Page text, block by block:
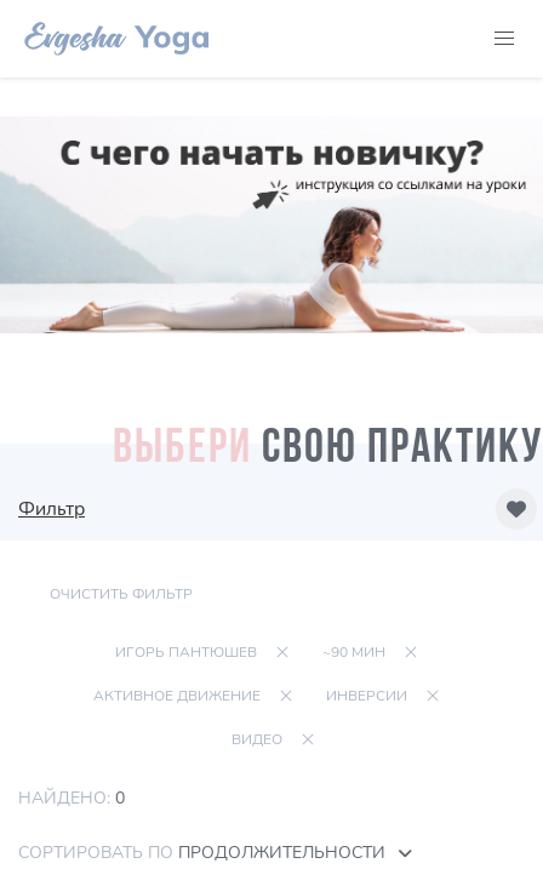
ВЫБЕРИ СВОЮ ПРАКТИКУ
Фильтр
ОЧИСТИТЬ ФИЛЬТР
ИГОРЬ ПАНТЮШЕВ ~90 МИН
АКТИВНОЕ ДВИЖЕНИЕ ИНВЕРСИИ
ВИДЕО
НАЙДЕНО: 0
СОРТИРОВАТЬ ПО ПРОДОЛЖИТЕЛЬНОСТИ